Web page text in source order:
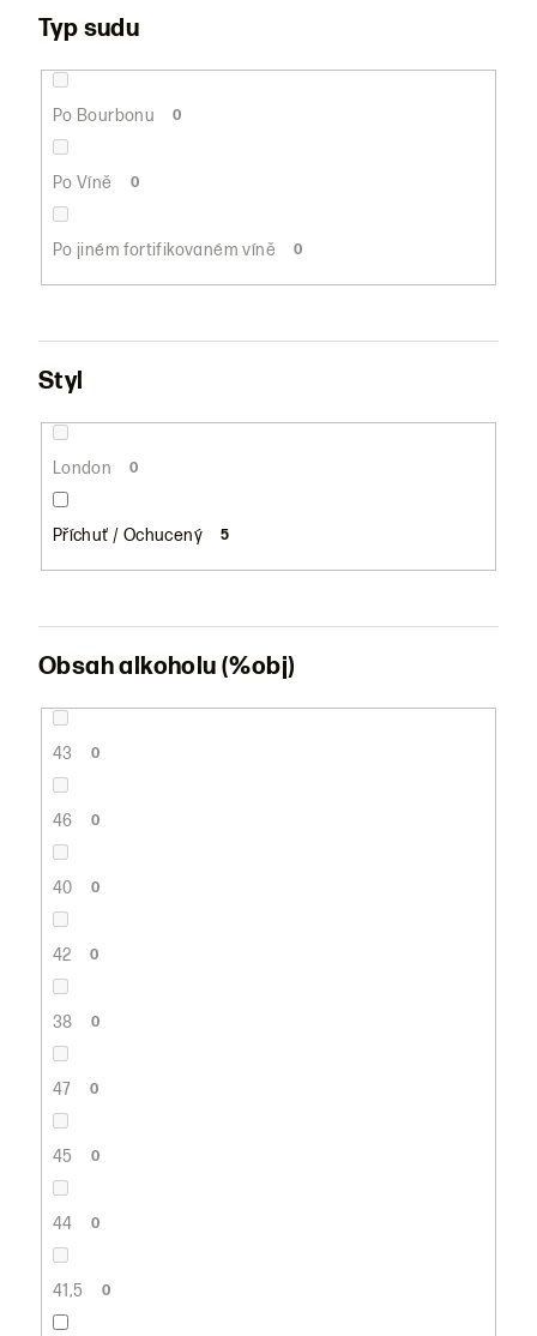
Typ sudu
Po Bourbonu 0
Po Víně 0
Po jiném fortifikovaném víně 0
Styl
London 0
Příchuť / Ochucený 5
Obsah alkoholu (%obj)
43 0
46 0
40 0
42 0
38 0
47 0
45 0
44 0
41,5 0